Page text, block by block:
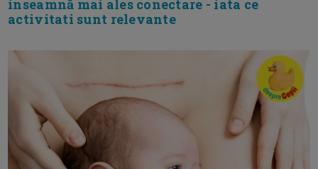
inseamnă mai ales conectare - iata ce
activitati sunt relevante